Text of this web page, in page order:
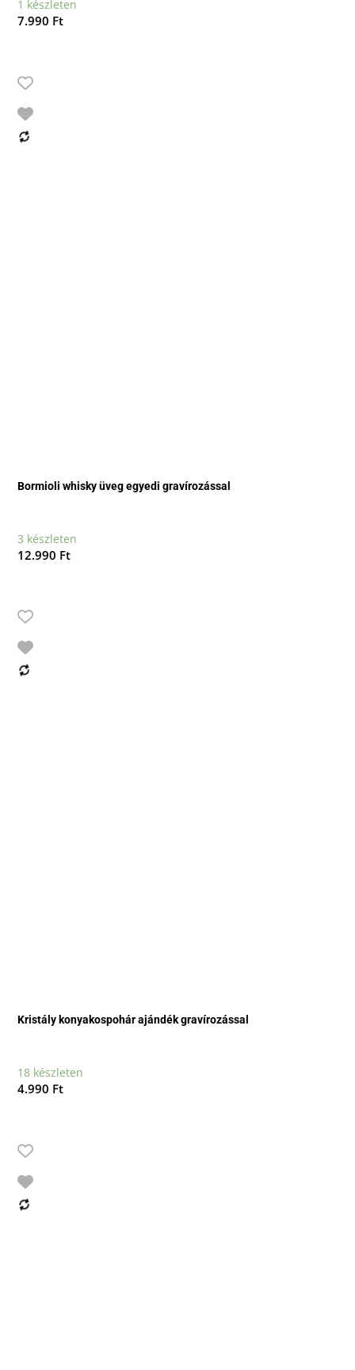
1 készleten
7.990 Ft
Bormioli whisky üveg egyedi gravírozással
3 készleten
12.990 Ft
Kristály konyakospohár ajándék gravírozással
18 készleten
4.990 Ft